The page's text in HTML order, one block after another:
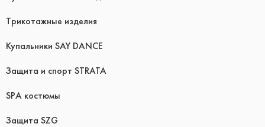
Трикотажные изделия
Купальники SAY DANCE
Защита и спорт STRATA
SPA костюмы
Защита SZG